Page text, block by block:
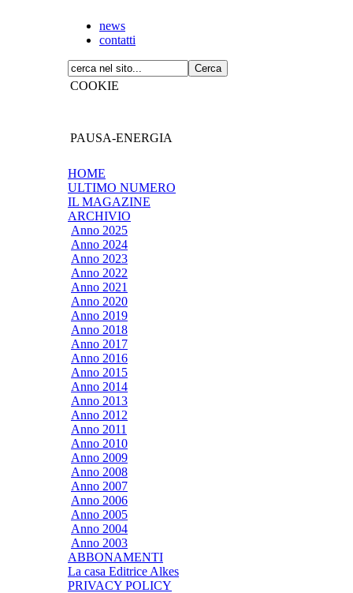
news
contatti
COOKIE
PAUSA-ENERGIA
HOME
ULTIMO NUMERO
IL MAGAZINE
ARCHIVIO
Anno 2025
Anno 2024
Anno 2023
Anno 2022
Anno 2021
Anno 2020
Anno 2019
Anno 2018
Anno 2017
Anno 2016
Anno 2015
Anno 2014
Anno 2013
Anno 2012
Anno 2011
Anno 2010
Anno 2009
Anno 2008
Anno 2007
Anno 2006
Anno 2005
Anno 2004
Anno 2003
ABBONAMENTI
La casa Editrice Alkes
PRIVACY POLICY